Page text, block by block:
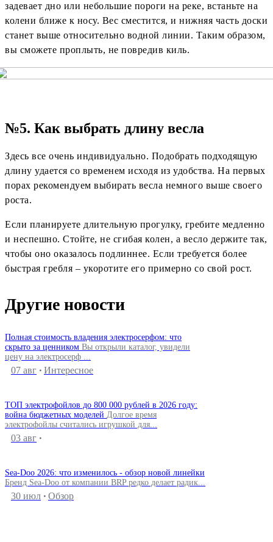
задевает дно или небольшие пороги на реке, встаньте на
колени ближе к носу. Вес сместится, и нижняя часть доски
станет выше относительно водной линии. Таким образом,
вы сможете проплыть, не повредив киль.
№5. Как выбрать длину весла
Здесь все очень индивидуально. Подобрать подходящую
длину удается со временем исходя из удобства. На первых
порах рекомендуем выбирать весла немного выше своего
роста.
Если планируете длительную прогулку, гребите медленно
и неспешно. Стойте, не сгибая колен, а весло держите так,
чтобы оно оказалось подлиннее. Если требуется более
быстрая гребля – укоротите его примерно со свой рост.
Другие новости
Полная стоимость владения электросерфом: что
скрыто за ценником Вы открыли каталог, увидели
цену на электросерф ...
07 авг Интересное
ТОП электрофойлов до 800 000 рублей в 2026 году:
война бюджетных моделей Долгое время
электрофойлы считались игрушкой для...
03 авг
Sea-Doo 2026: что изменилось - обзор новой линейки
Бренд Sea-Doo от компании BRP редко делает радик...
30 июл Обзор